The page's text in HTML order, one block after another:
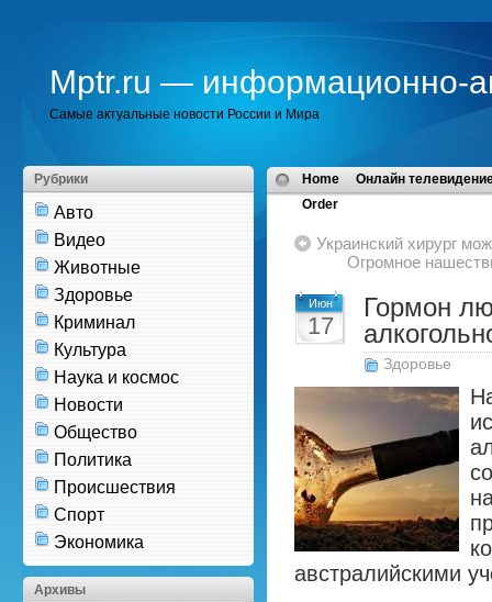
Mptr.ru — информационно-
Самые актуальные новости России и Мира
Рубрики
Авто
Видео
Животные
Здоровье
Криминал
Культура
Наука и космос
Новости
Общество
Политика
Происшествия
Спорт
Экономика
Архивы
Home
Онлайн
Order
Украинский хирург
Огромное
Июн
17
Гормон
Здоровье
австралийскими